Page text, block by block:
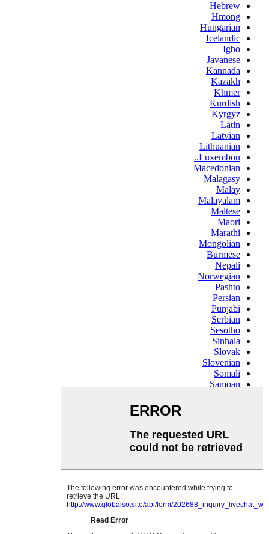
Hebrew
Hmong
Hungarian
Icelandic
Igbo
Javanese
Kannada
Kazakh
Khmer
Kurdish
Kyrgyz
Latin
Latvian
Lithuanian
Luxembou..
Macedonian
Malagasy
Malay
Malayalam
Maltese
Maori
Marathi
Mongolian
Burmese
Nepali
Norwegian
Pashto
Persian
Punjabi
Serbian
Sesotho
Sinhala
Slovak
Slovenian
Somali
Samoan
Swahili
Tajik
Telugu
Ukrainian
Urdu